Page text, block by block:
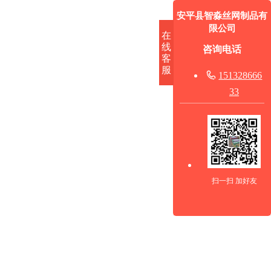
在
线
客
服
安平县智淼丝网制品有
限公司
咨询电话
 151328666
33
扫一扫 加好友